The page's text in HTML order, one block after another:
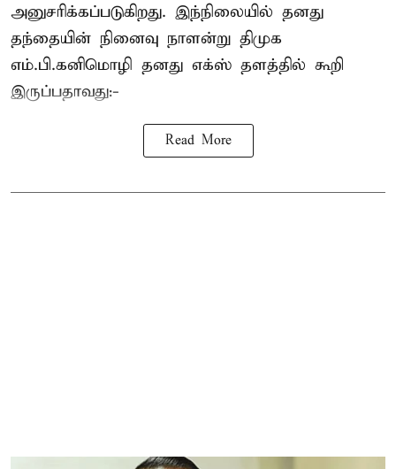
அனுசரிக்கப்படுகிறது. இந்நிலையில் தனது
தந்தையின் நினைவு நாளன்று திமுக
எம்.பி.கனிமொழி தனது எக்ஸ் தளத்தில் கூறி
இருப்பதாவது:-
Read More